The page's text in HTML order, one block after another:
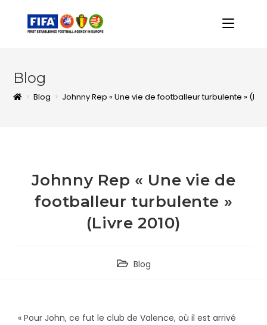
Blog
> Blog > Johnny Rep « Une vie de footballeur turbulente »
Johnny Rep « Une vie de
footballeur turbulente »
(Livre 2010)
Blog
« Pour John, ce fut le club de Valence, où il est arrivé